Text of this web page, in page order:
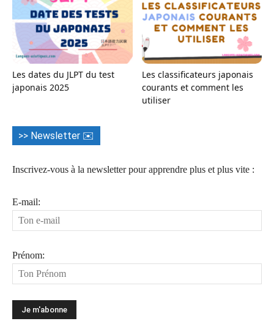
Les dates du JLPT du test
japonais 2025
Les classificateurs japonais
courants et comment les
utiliser
>> Newsletter ✉️
Inscrivez-vous à la newsletter pour apprendre plus et plus vite :
E-mail:
Prénom: